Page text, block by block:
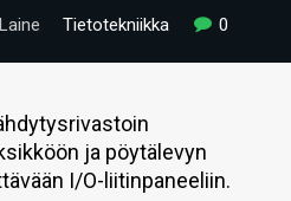
Tietotekniikka 0
ja pöytälevyn
I/O-liitinpaneeliin.